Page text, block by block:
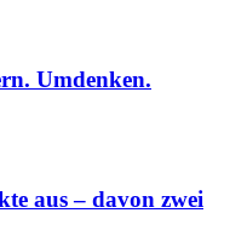
Umdenken.
aus – davon zwei